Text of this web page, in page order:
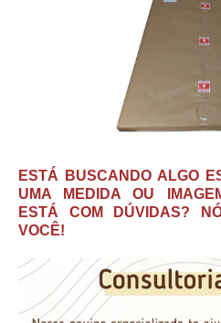
ESTÁ BUSCANDO ALGO
UMA MEDIDA OU
ESTÁ COM DÚVIDAS?
VOCÊ!